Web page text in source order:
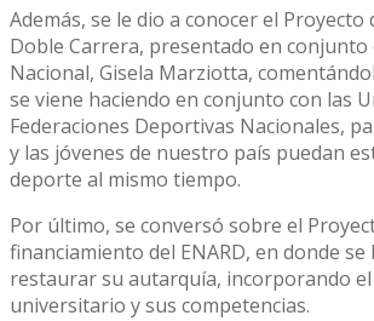
Además, se le dio a conocer el Proyecto
Doble Carrera, presentado en conjunto
Nacional, Gisela Marziotta,
se viene haciendo en conjunto con las
Federaciones Deportivas Nacionales,
y las jóvenes de nuestro país puedan
deporte al mismo tiempo.
Por último, se conversó sobre el
financiamiento del ENARD, en donde se
restaurar su autarquía, incorporando
universitario y sus competencias.